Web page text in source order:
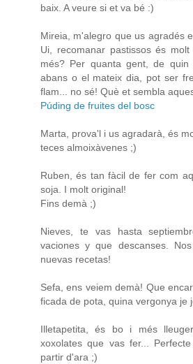
baix. A veure si et va bé :)
Mireia, m'alegro que us agradés
Ui, recomanar pastissos és
més? Per quanta gent, de
abans o el mateix dia, pot ser
flam... no sé! Què et sembla
Púding de fruites del bosc
Marta, prova'l i us agradarà, és
teces almoixàvenes ;)
Ruben, és tan fàcil de fer com
soja. I molt original!
Fins demà ;)
Nieves, te vas hasta
vaciones y que descanses.
nuevas recetas!
Sefa, ens veiem demà! Que
ficada de pota, quina vergonya je
Illetapetita, és bo i més
xoxolates que vas fer...
partir d'ara ;)